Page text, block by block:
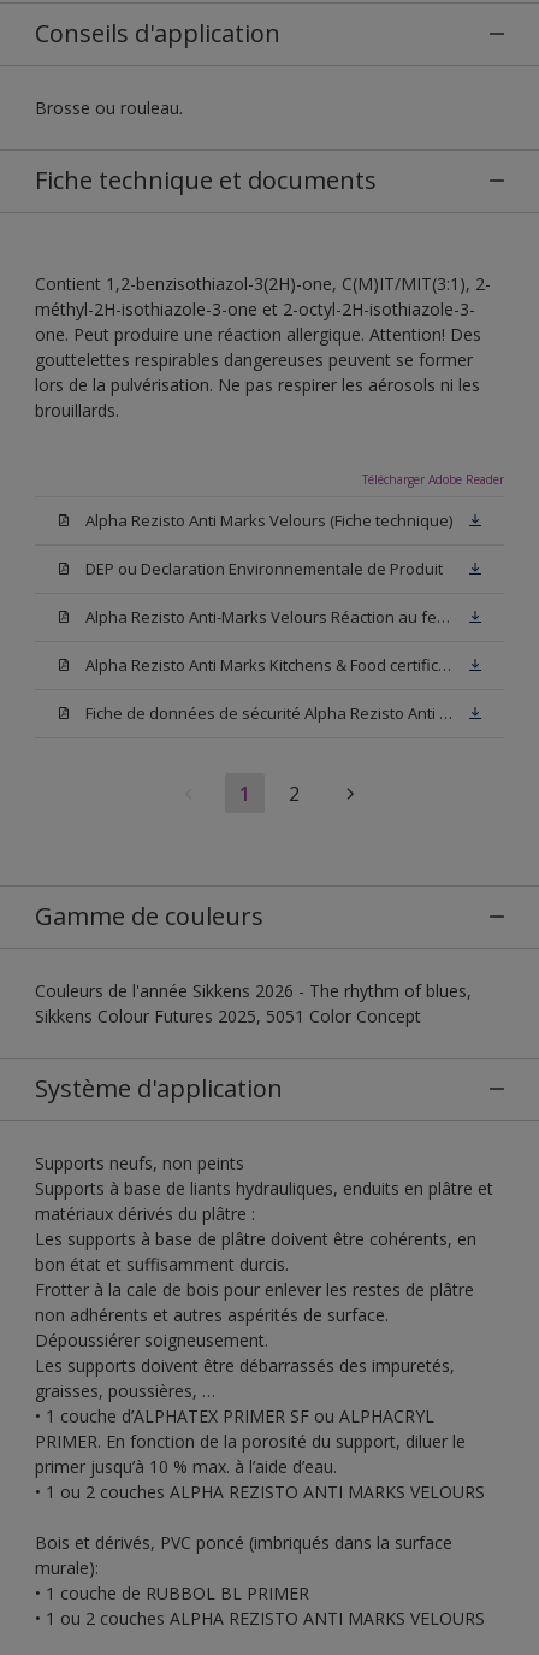
Conseils d'application
Brosse ou rouleau.
Fiche technique et documents
Contient 1,2-benzisothiazol-3(2H)-one, C(M)IT/MIT(3:1), 2-
méthyl-2H-isothiazole-3-one et 2-octyl-2H-isothiazole-3-
one. Peut produire une réaction allergique. Attention! Des
gouttelettes respirables dangereuses peuvent se former
lors de la pulvérisation. Ne pas respirer les aérosols ni les
brouillards.
Télécharger Adobe Reader
Alpha Rezisto Anti Marks Velours (Fiche technique)
DEP ou Declaration Environnementale de Produit
Alpha Rezisto Anti-Marks Velours Réaction au feu A2-s1,d0
Alpha Rezisto Anti Marks Kitchens & Food certificate (Certificat alimentaire ISEGA)
Fiche de données de sécurité Alpha Rezisto Anti Marks Velours N00 (SDS)
1 2
Gamme de couleurs
Couleurs de l'année Sikkens 2026 - The rhythm of blues,
Sikkens Colour Futures 2025, 5051 Color Concept
Système d'application
Supports neufs, non peints
Supports à base de liants hydrauliques, enduits en plâtre et
matériaux dérivés du plâtre :
Les supports à base de plâtre doivent être cohérents, en
bon état et suffisamment durcis.
Frotter à la cale de bois pour enlever les restes de plâtre
non adhérents et autres aspérités de surface.
Dépoussiérer soigneusement.
Les supports doivent être débarrassés des impuretés,
graisses, poussières, …
• 1 couche d’ALPHATEX PRIMER SF ou ALPHACRYL
PRIMER. En fonction de la porosité du support, diluer le
primer jusqu’à 10 % max. à l’aide d’eau.
• 1 ou 2 couches ALPHA REZISTO ANTI MARKS VELOURS
Bois et dérivés, PVC poncé (imbriqués dans la surface
murale):
• 1 couche de RUBBOL BL PRIMER
• 1 ou 2 couches ALPHA REZISTO ANTI MARKS VELOURS